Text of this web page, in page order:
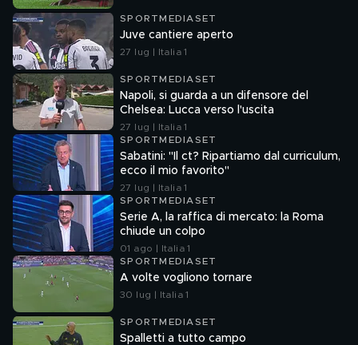
SPORTMEDIASET
Juve cantiere aperto
27 lug | Italia 1
SPORTMEDIASET
Napoli, si guarda a un difensore del
Chelsea: Lucca verso l'uscita
27 lug | Italia 1
SPORTMEDIASET
Sabatini: "Il ct? Ripartiamo dal curriculum,
ecco il mio favorito"
27 lug | Italia 1
SPORTMEDIASET
Serie A, la raffica di mercato: la Roma
chiude un colpo
01 ago | Italia 1
SPORTMEDIASET
A volte vogliono tornare
30 lug | Italia 1
SPORTMEDIASET
Spalletti a tutto campo